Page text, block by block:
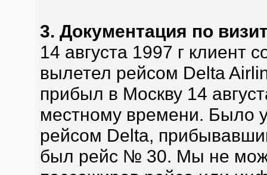
3. Документация по
14 августа 1997 г клиент
вылетел рейсом Delta
прибыл в Москву 14
местному времени. Было
рейсом Delta,
был рейс № 30. Мы не